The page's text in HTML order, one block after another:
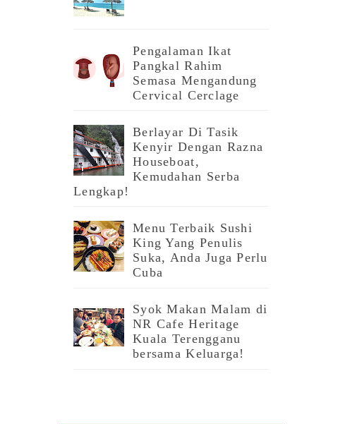
Pengalaman Ikat
Pangkal Rahim
Semasa Mengandung
Cervical Cerclage
Berlayar Di Tasik
Kenyir Dengan Razna
Houseboat,
Kemudahan Serba
Lengkap!
Menu Terbaik Sushi
King Yang Penulis
Suka, Anda Juga Perlu
Cuba
Syok Makan Malam di
NR Cafe Heritage
Kuala Terengganu
bersama Keluarga!